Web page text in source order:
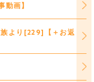
画】
より[229]【＋お返